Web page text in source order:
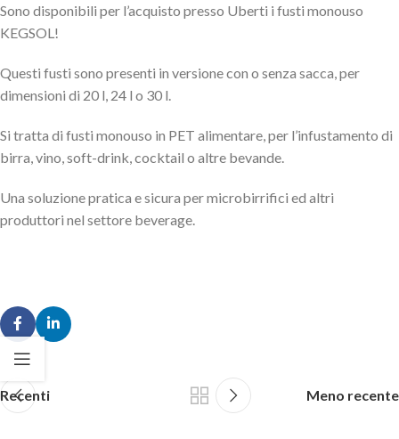
Sono disponibili per l’acquisto presso Uberti i fusti monouso
KEGSOL!
Questi fusti sono presenti in versione con o senza sacca, per
dimensioni di 20 l, 24 l o 30 l.
Si tratta di fusti monouso in PET alimentare, per l’infustamento di
birra, vino, soft-drink, cocktail o altre bevande.
Una soluzione pratica e sicura per microbirrifici ed altri
produttori nel settore beverage.
Recenti Meno recente